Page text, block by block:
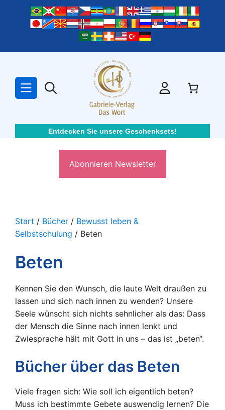
springen
Entdecken Sie unsere Geschenksets!
Abonnieren Newsletter
Start / Bücher / Bewusst leben &
Selbstschulung / Beten
Beten
Kennen Sie den Wunsch, die laute Welt draußen zu
lassen und sich nach innen zu wenden? Unsere
Seele wünscht sich nichts sehnlicher als das: Dass
der Mensch die Sinne nach innen lenkt und
Zwiesprache hält mit Gott in uns – das ist „beten“.
Bücher über das Beten
Viele fragen sich: Wie soll ich eigentlich beten?
Muss ich bestimmte Gebete auswendig lernen? Die